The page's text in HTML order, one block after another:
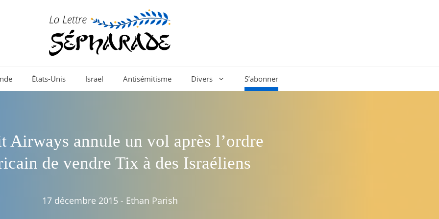
États-Unis Israël Antisémitisme Divers S’abonner
Airways annule un vol après l’ordre
de vendre Tix à des Israéliens
17 décembre 2015 - Ethan Parish